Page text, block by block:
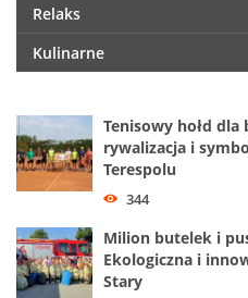
Relaks
Kulinarne
Tenisowy hołd
rywalizacja i
Terespolu
344
Milion butelek i
Ekologiczna i
Stary